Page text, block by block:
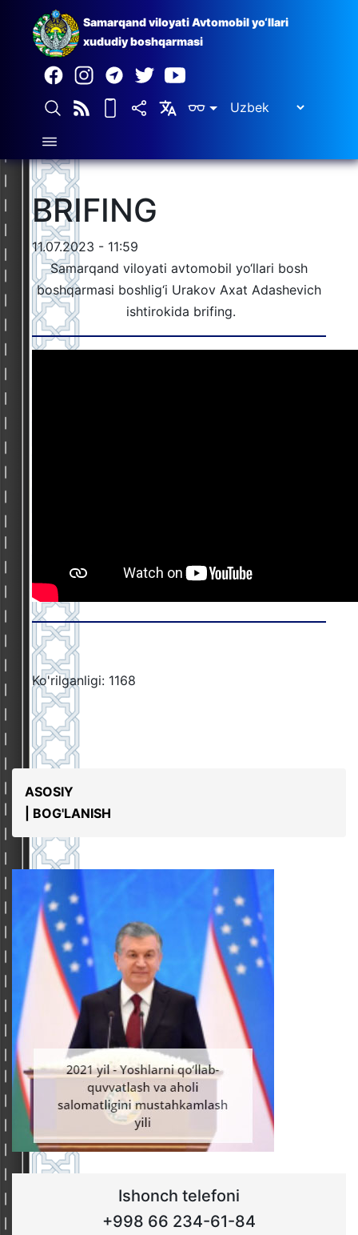
Samarqand viloyati Avtomobil yo‘llari
xududiy boshqarmasi
BRIFING
11.07.2023 - 11:59
Samarqand viloyati avtomobil yo‘llari bosh
boshqarmasi boshlig‘i Urakov Axat Adashevich
ishtirokida brifing.
Ko'rilganligi: 1168
ASOSIY
| BOG'LANISH
Ishonch telefoni
+998 66 234-61-84